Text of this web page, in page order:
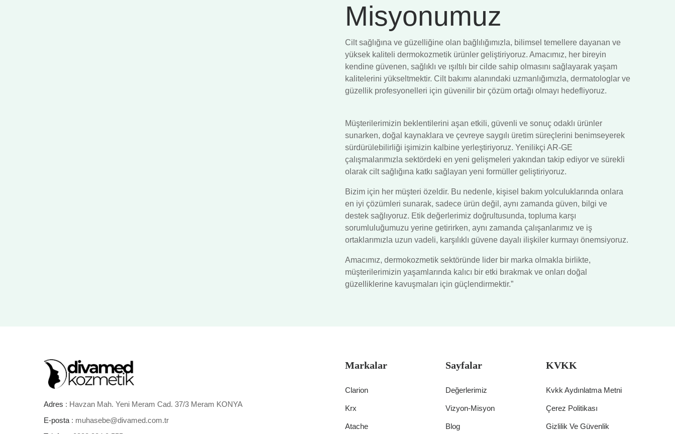
Misyonumuz
Cilt sağlığına ve güzelliğine olan bağlılığımızla, bilimsel temellere dayanan ve
yüksek kaliteli dermokozmetik ürünler geliştiriyoruz. Amacımız, her bireyin
kendine güvenen, sağlıklı ve ışıltılı bir cilde sahip olmasını sağlayarak yaşam
kalitelerini yükseltmektir. Cilt bakımı alanındaki uzmanlığımızla, dermatologlar ve
güzellik profesyonelleri için güvenilir bir çözüm ortağı olmayı hedefliyoruz.
Müşterilerimizin beklentilerini aşan etkili, güvenli ve sonuç odaklı ürünler
sunarken, doğal kaynaklara ve çevreye saygılı üretim süreçlerini benimseyerek
sürdürülebilirliği işimizin kalbine yerleştiriyoruz. Yenilikçi AR-GE
çalışmalarımızla sektördeki en yeni gelişmeleri yakından takip ediyor ve sürekli
olarak cilt sağlığına katkı sağlayan yeni formüller geliştiriyoruz.
Bizim için her müşteri özeldir. Bu nedenle, kişisel bakım yolculuklarında onlara
en iyi çözümleri sunarak, sadece ürün değil, aynı zamanda güven, bilgi ve
destek sağlıyoruz. Etik değerlerimiz doğrultusunda, topluma karşı
sorumluluğumuzu yerine getirirken, aynı zamanda çalışanlarımız ve iş
ortaklarımızla uzun vadeli, karşılıklı güvene dayalı ilişkiler kurmayı önemsiyoruz.
Amacımız, dermokozmetik sektöründe lider bir marka olmakla birlikte,
müşterilerimizin yaşamlarında kalıcı bir etki bırakmak ve onları doğal
güzelliklerine kavuşmaları için güçlendirmektir.”
Adres : Havzan Mah. Yeni Meram Cad. 37/3 Meram KONYA
E-posta : muhasebe@divamed.com.tr
Markalar
Clarion
Krx
Atache
Sayfalar
Değerlerimiz
Vizyon-Misyon
Blog
KVKK
Kvkk Aydınlatma Metni
Çerez Politikası
Gizlilik Ve Güvenlik